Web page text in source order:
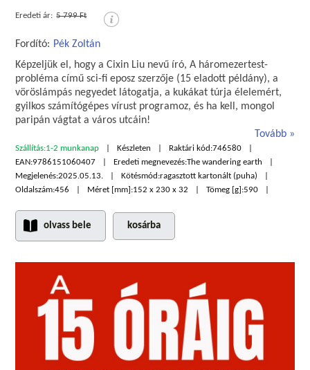
Eredeti ár: 5 799 Ft
Fordító: Pék Zoltán
Képzeljük el, hogy a Cixin Liu nevű író, A háromezertest-
probléma című sci-fi eposz szerzője (15 eladott példány), a
vöröslámpás negyedet látogatja, a kukákat túrja élelemért,
gyilkos számítógépes vírust programoz, és ha kell, mongol
paripán vágtat a város utcáin!
Tovább
Szállítás:1-2 munkanap Készleten Raktári kód:746580
EAN:9786151060407 Eredeti megnevezés:The wandering earth
Megjelenés:2025.05.13. Kötésmód:ragasztott kartonált (puha)
Oldalszám:456 Méret [mm]:152 x 230 x 32 Tömeg [g]:590
olvass bele kosárba